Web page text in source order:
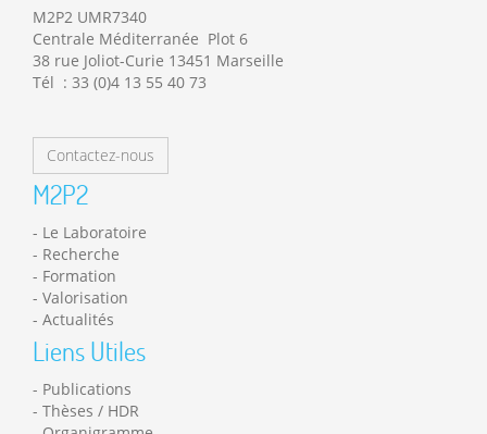
M2P2 UMR7340
Centrale Méditerranée Plot 6
38 rue Joliot-Curie 13451 Marseille
Tél : 33 (0)4 13 55 40 73
Contactez-nous
M2P2
Le Laboratoire
Recherche
Formation
Valorisation
Actualités
Liens Utiles
Publications
Thèses / HDR